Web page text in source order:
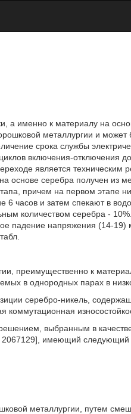
а именно к материалу на
металлургии и
срока службы
включения-отключения
является техническим
основе серебра получен
причем на первом этапе
6 часов и затем спекают в
количеством серебра -
падение напряжения (14-
преимущественно к
в однородных парах в
серебро-никель,
коммутационная
выбранным в
2067129], имеющий следующий
металлургии, путем